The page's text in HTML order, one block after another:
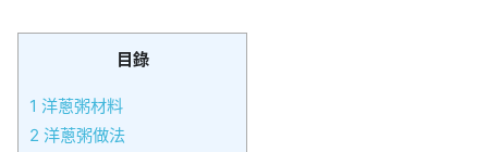
目錄
1 洋蔥粥材料
2 洋蔥粥做法